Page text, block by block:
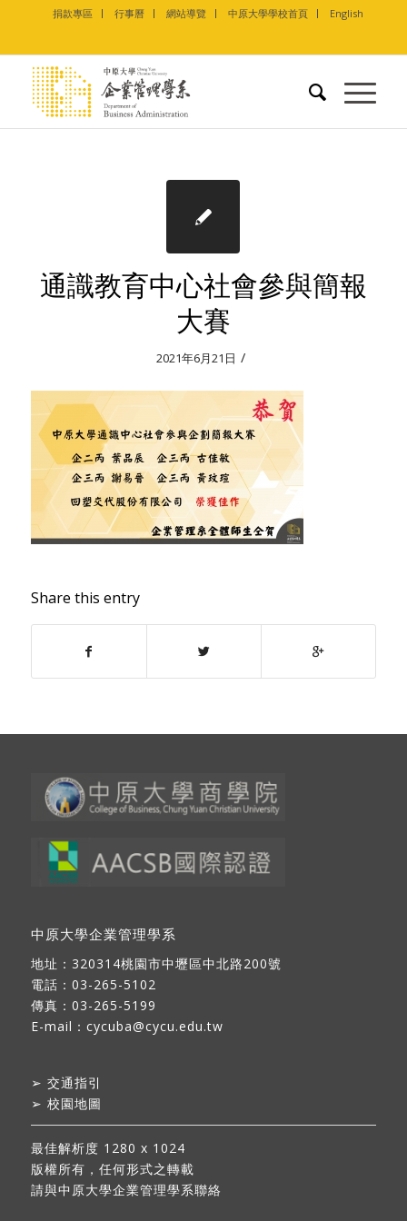
捐款專區 行事曆 網站導覽 中原大學學校首頁 English
通識教育中心社會參與簡報
大賽
2021年6月21日 /
Share this entry
中原大學企業管理學系
地址： 320314桃園市中壢區中北路200號
電話：03-265-5102
傳真：03-265-5199
E-mail： cycuba@cycu.edu.tw
➢ 交通指引
➢ 校園地圖
最佳解析度 1280 x 1024
版權所有，任何形式之轉載
請與中原大學企業管理學系聯絡